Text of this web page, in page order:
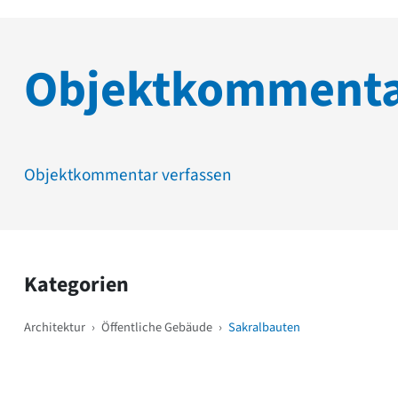
Objektkommentar verfassen
Kategorien
Architektur › Öffentliche Gebäude › Sakralbauten